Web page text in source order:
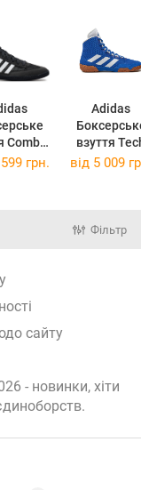
IG2020
Adidas
взуття
Fall 2.0
грн. від 5 009
Фільтр
сайту
- новинки, хіти
.